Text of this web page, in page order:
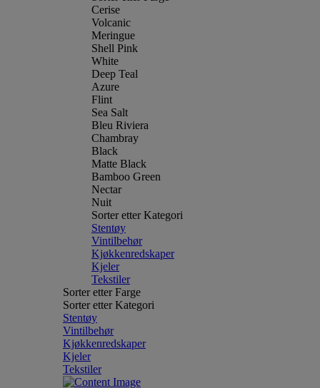
Cerise
Volcanic
Meringue
Shell Pink
White
Deep Teal
Azure
Flint
Sea Salt
Bleu Riviera
Chambray
Black
Matte Black
Bamboo Green
Nectar
Nuit
Sorter etter Kategori
Stentøy
Vintilbehør
Kjøkkenredskaper
Kjeler
Tekstiler
Sorter etter Farge
Sorter etter Kategori
Stentøy
Vintilbehør
Kjøkkenredskaper
Kjeler
Tekstiler